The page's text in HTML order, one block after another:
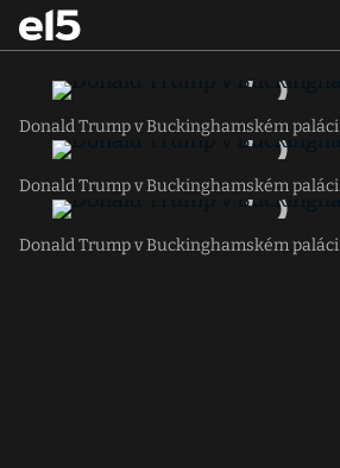
Donald Trump v Buckinghamském paláci
Donald Trump v Buckinghamském paláci
Donald Trump v Buckinghamském paláci